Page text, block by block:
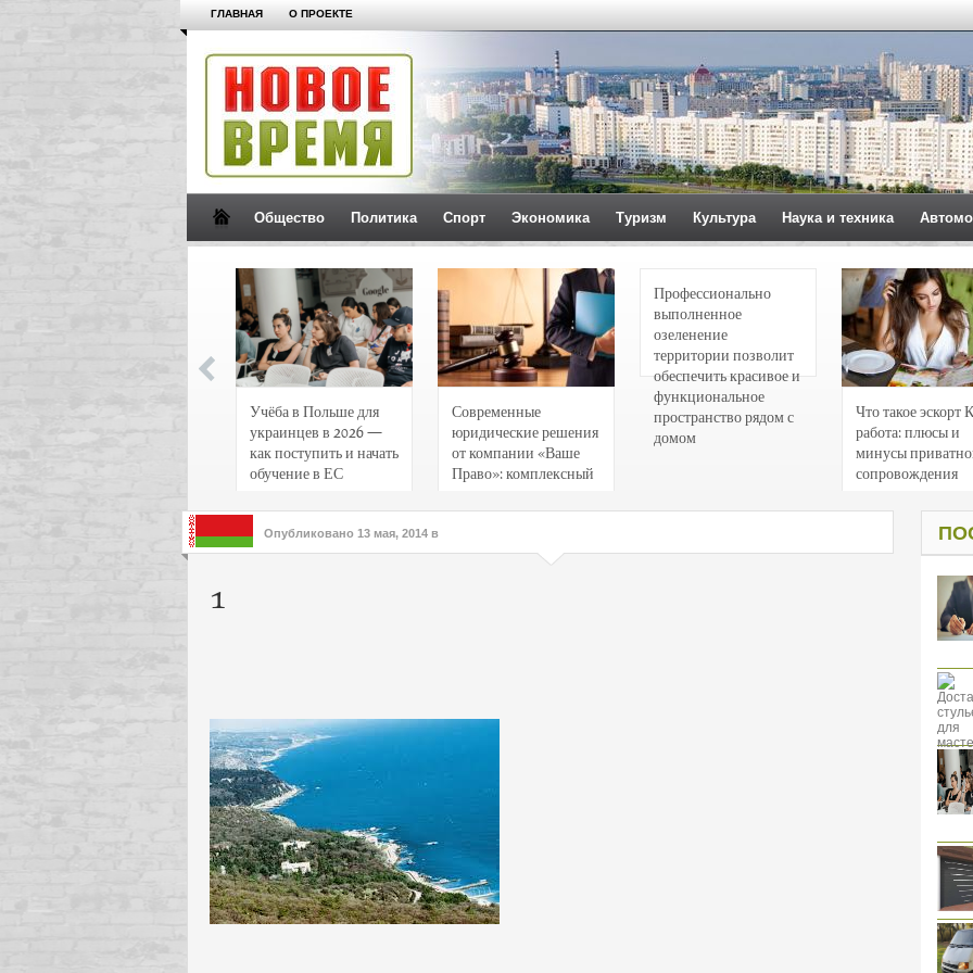
ГЛАВНАЯ О ПРОЕКТЕ
Общество Политика Спорт Экономика Туризм Культура Наука и техника
Учёба в Польше для
украинцев в 2026 —
как поступить и начать
обучение в ЕС
Современные
юридические решения
от компании «Ваше
Право»: комплексный
интересов клиентов
Профессионально
выполненное
озеленение
территории позволит
обеспечить красивое и
функциональное
пространство рядом с
домом
Что такое эскорт
работа: плюсы и
минусы
сопровождения
Опубликовано 13 мая, 2014 в
1